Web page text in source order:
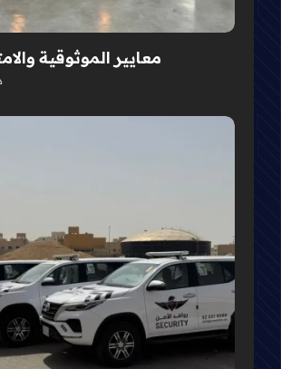
معايير الموثوقية